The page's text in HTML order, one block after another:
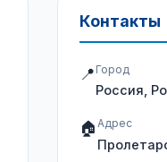
Контакты
📍 Город
Россия,
🏠 Адрес